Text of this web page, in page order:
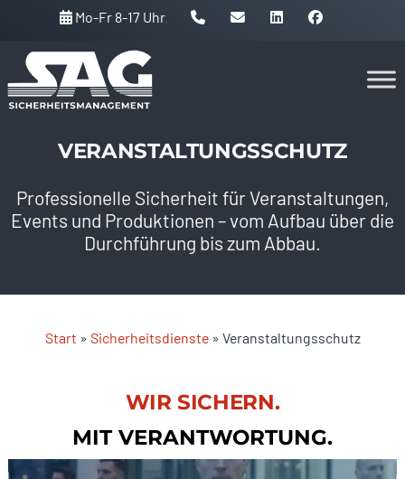
Mo-Fr 8-17 Uhr
Skip
VERANSTALTUNGSSCHUTZ
Professionelle Sicherheit für Veranstaltungen,
Events und Produktionen – vom Aufbau über die
Durchführung bis zum Abbau.
Start » Sicherheitsdienste» Veranstaltungsschutz
WIR SICHERN.
MIT VERANTWORTUNG.